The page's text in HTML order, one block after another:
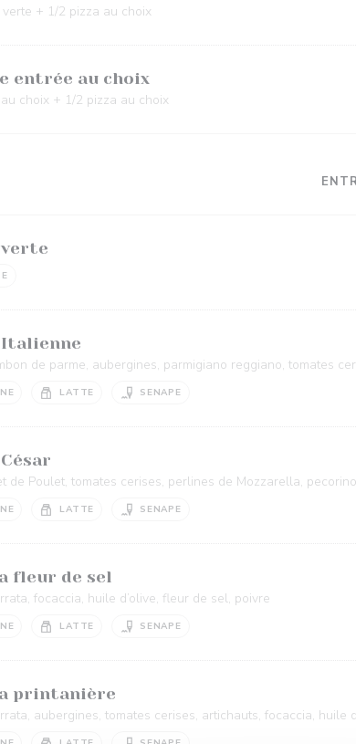
+ 1/2 pizza au choix
entrée au choix
choix + 1/2 pizza au choix
verte
Italienne
de parme, aubergines, parmigiano reggiano, tomates
LATTE SENAPE
de Poulet, tomates cerises, perlines de Mozzarella,
LATTE SENAPE
fleur de sel
focaccia, huile d’olive, fleur de sel, poivre
LATTE SENAPE
printanière
aubergines, tomates cerises, artichauts, focaccia, huile